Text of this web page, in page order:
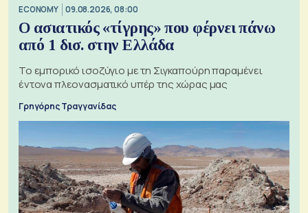
ECONOMY 09.08.2026, 08:00
Ο ασιατικός «τίγρης» που φέρνει πάνω
από 1 δισ. στην Ελλάδα
Το εμπορικό ισοζύγιο με τη Σιγκαπούρη παραμένει
έντονα πλεονασματικό υπέρ της χώρας μας
Γρηγόρης Τραγγανίδας